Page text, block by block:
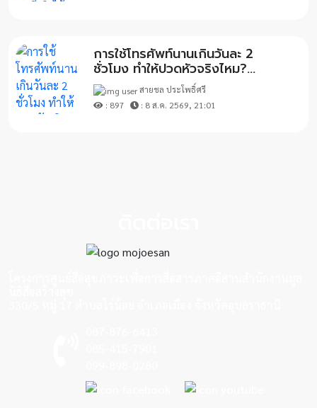
การใช้โทรศัพท์นานเกินวันละ 2
ชั่วโมง ทำให้ปวดหัวจริงไหม?...
สายชล ประโพธิ์ศรี
: 897
: 8 ส.ค. 2569, 21:01